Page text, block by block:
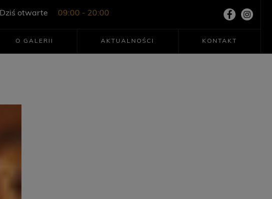
Dziś otwarte 09:00 - 20:00
O GALERII AKTUALNOŚCI KONTAKT